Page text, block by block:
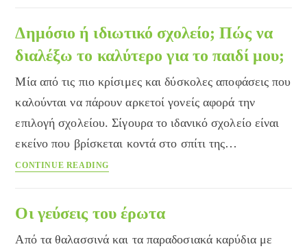
κιρσοκήλη
Δημόσιο ή ιδιωτικό σχολείο; Πώς να
διαλέξω το καλύτερο για το παιδί μου;
Μία από τις πιο κρίσιμες και δύσκολες αποφάσεις που
καλούνται να πάρουν αρκετοί γονείς αφορά την
επιλογή σχολείου. Σίγουρα το ιδανικό σχολείο είναι
εκείνο που βρίσκεται κοντά στο σπίτι της…
CONTINUE READING
σχολείο;
να
Οι γεύσεις του έρωτα
Από τα θαλασσινά και τα παραδοσιακά καρύδια με